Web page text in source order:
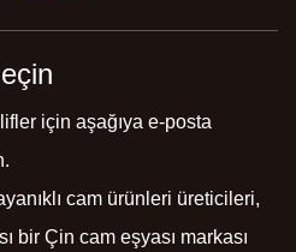
için aşağıya e-posta
cam ürünleri üreticileri,
bir Çin cam eşyası markası